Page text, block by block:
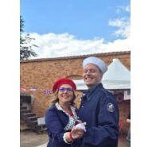
CONTACT